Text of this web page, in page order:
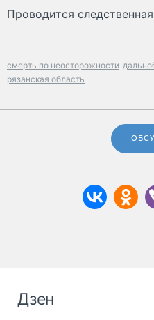
Проводится
смерть по неосторожности
рязанская область
Дзен